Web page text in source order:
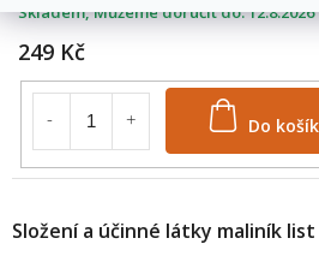
249 Kč
Do košíku
Skladem 12.8.2026
Složení a účinné látky maliník list